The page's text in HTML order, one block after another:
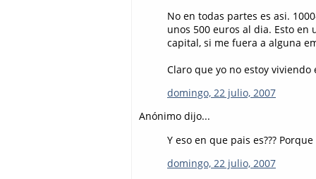
No en todas partes es asi.
unos 500 euros al dia. Esto
capital, si me fuera a alguna
Claro que yo no estoy
domingo, 22 julio, 2007
Anónimo dijo...
Y eso en que pais es???
domingo, 22 julio, 2007